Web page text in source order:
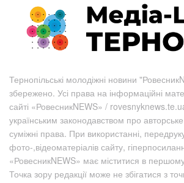
Тернопільські молодіжні новини
збережено. Усі права на інформаційні
сайті «РовесникNEWS» /
українським законодавством про
суміжні права. При використанні,
фото-,відеоматеріалів сайту,
«РовесникNEWS» має міститися в першому
Точка зору редакції може не збігатися з